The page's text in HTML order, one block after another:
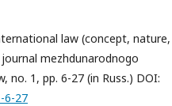
law (concept, nature,
mezhdunarodnogo
no. 1, pp. 6-27 (in Russ.) DOI:
6-27